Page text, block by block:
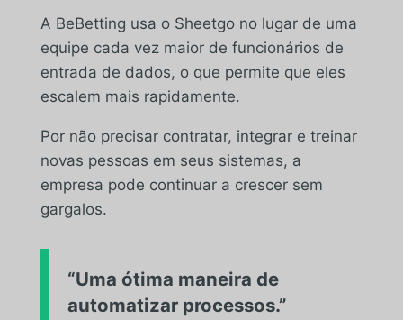
A BeBetting usa o Sheetgo no lugar de uma
equipe cada vez maior de funcionários de
entrada de dados, o que permite que eles
escalem mais rapidamente.
Por não precisar contratar, integrar e treinar
novas pessoas em seus sistemas, a
empresa pode continuar a crescer sem
gargalos.
“Uma ótima maneira de
automatizar processos.”